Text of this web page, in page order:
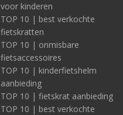
voor kinderen
TOP 10 | best verkochte
fietskratten
TOP 10 | onmisbare
fietsaccessoires
TOP 10 | kinderfietshelm
aanbieding
TOP 10 | fietskrat aanbieding
TOP 10 | best verkochte